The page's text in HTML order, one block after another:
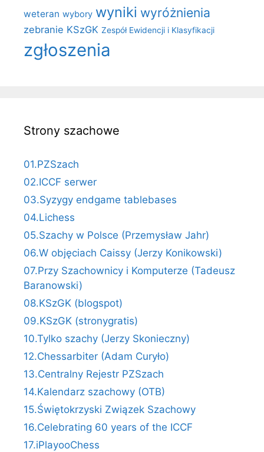
weteran wybory wyniki wyróżnienia
zebranie KSzGK Zespół Ewidencji i Klasyfikacji
zgłoszenia
Strony szachowe
01.PZSzach
02.ICCF serwer
03.Syzygy endgame tablebases
04.Lichess
05.Szachy w Polsce (Przemysław Jahr)
06.W objęciach Caissy (Jerzy Konikowski)
07.Przy Szachownicy i Komputerze (Tadeusz
Baranowski)
08.KSzGK (blogspot)
09.KSzGK (stronygratis)
10.Tylko szachy (Jerzy Skonieczny)
12.Chessarbiter (Adam Curyło)
13.Centralny Rejestr PZSzach
14.Kalendarz szachowy (OTB)
15.Świętokrzyski Związek Szachowy
16.Celebrating 60 years of the ICCF
17.iPlayooChess